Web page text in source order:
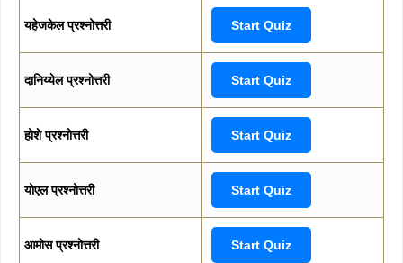
यहेजकेल प्रश्नोत्तरी Start Quiz
दानिय्येल प्रश्नोत्तरी Start Quiz
होशे प्रश्नोत्तरी Start Quiz
योएल प्रश्नोत्तरी Start Quiz
आमोस प्रश्नोत्तरी Start Quiz